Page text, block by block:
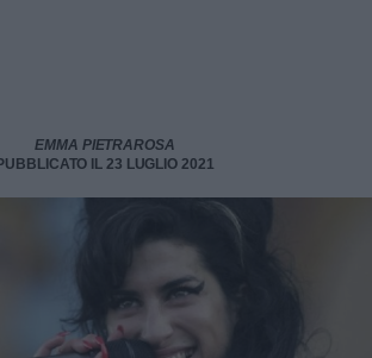
EMMA PIETRAROSA
IL 23 LUGLIO 2021